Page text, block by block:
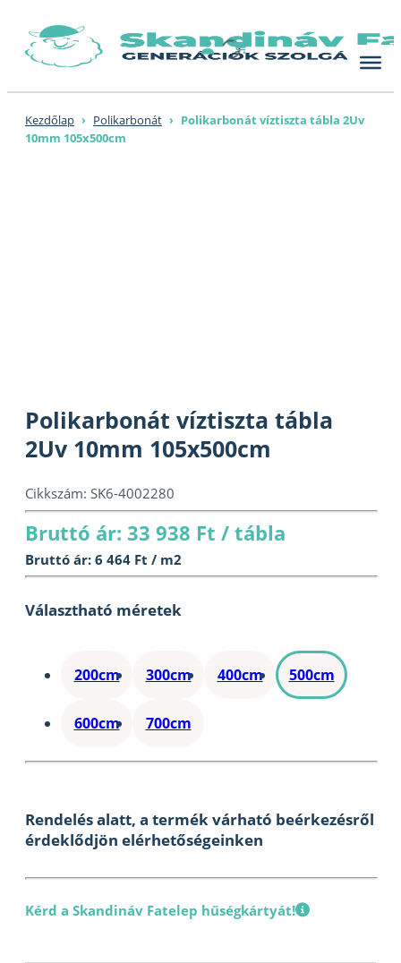
content
Kezdőlap › Polikarbonát › Polikarbonát víztiszta tábla 2Uv
10mm 105x500cm
Polikarbonát víztiszta tábla
2Uv 10mm 105x500cm
Cikkszám: SK6-4002280
Bruttó ár: 33 938 Ft / tábla
Bruttó ár: 6 464 Ft / m2
Választható méretek
200cm 300cm 400cm 500cm
600cm 700cm
Rendelés alatt, a termék várható beérkezésről
érdeklődjön elérhetőségeinken
Kérd a Skandináv Fatelep hűségkártyát!